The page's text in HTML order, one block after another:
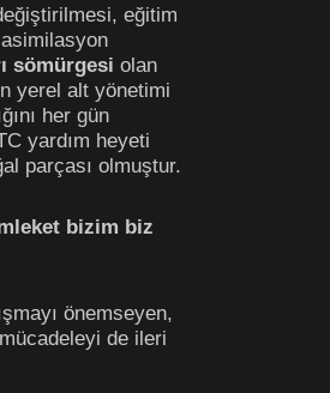
eğitim
sömürgesi olan
yerel alt yönetimi
her gün
yardım heyeti
parçası olmuştur.
bizim biz
önemseyen,
de ileri